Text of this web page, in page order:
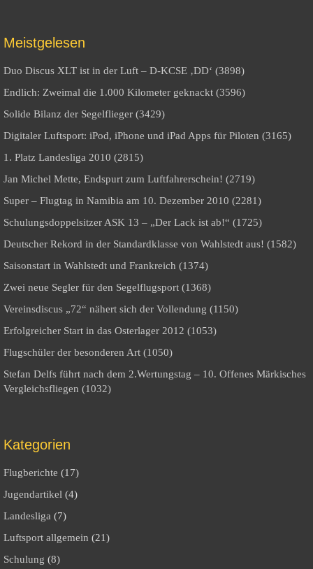
Meistgelesen
Duo Discus XLT ist in der Luft – D-KCSE ‚DD‘ (3898)
Endlich: Zweimal die 1.000 Kilometer geknackt (3596)
Solide Bilanz der Segelflieger (3429)
Digitaler Luftsport: iPod, iPhone und iPad Apps für Piloten (3165)
1. Platz Landesliga 2010 (2815)
Jan Michel Mette, Endspurt zum Luftfahrerschein! (2719)
Super – Flugtag in Namibia am 10. Dezember 2010 (2281)
Schulungsdoppelsitzer ASK 13 – „Der Lack ist ab!“ (1725)
Deutscher Rekord in der Standardklasse von Wahlstedt aus! (1582)
Saisonstart in Wahlstedt und Frankreich (1374)
Zwei neue Segler für den Segelflugsport (1368)
Vereinsdiscus „72“ nähert sich der Vollendung (1150)
Erfolgreicher Start in das Osterlager 2012 (1053)
Flugschüler der besonderen Art (1050)
Stefan Delfs führt nach dem 2.Wertungstag – 10. Offenes Märkisches
Vergleichsfliegen (1032)
Kategorien
Flugberichte (17)
Jugendartikel (4)
Landesliga (7)
Luftsport allgemein (21)
Schulung (8)